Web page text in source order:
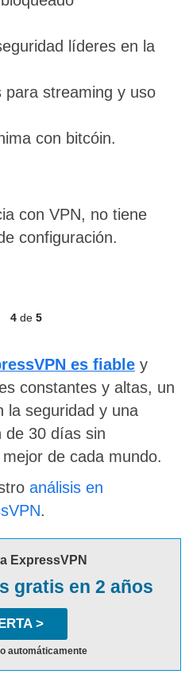
líderes en la
para streaming y uso
con bitcóin.
con VPN, no tiene
configuración.
4 de 5
es fiable y
constantes y altas, un
la seguridad y una
de 30 días sin
de cada mundo.
análisis en
.
ExpressVPN
gratis en 2 años
>
automáticamente